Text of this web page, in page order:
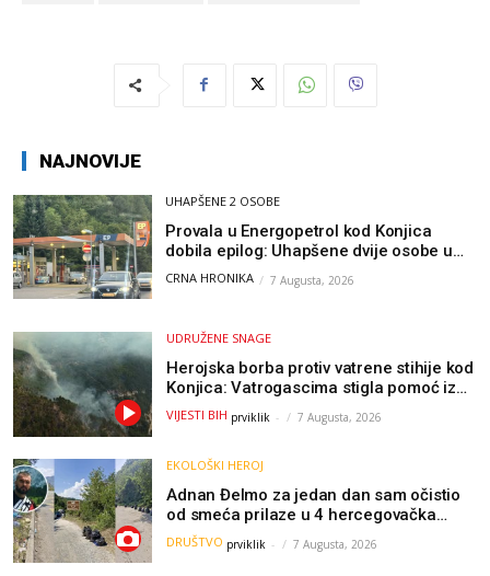
NAJNOVIJE
UHAPŠENE 2 OSOBE
Provala u Energopetrol kod Konjica
dobila epilog: Uhapšene dvije osobe u
Čapljini i Jablanici
CRNA HRONIKA 7 Augusta, 2026
UDRUŽENE SNAGE
Herojska borba protiv vatrene stihije kod
Konjica: Vatrogascima stigla pomoć iz
Sarajeva, helikopteri i Air Tractori
udružili snage
VIJESTI BIH prviklik - 7 Augusta, 2026
EKOLOŠKI HEROJ
Adnan Đelmo za jedan dan sam očistio
od smeća prilaze u 4 hercegovačka
grada: “Danas nisam čistio samo smeće,
čistio sam sliku o nama”
DRUŠTVO prviklik - 7 Augusta, 2026